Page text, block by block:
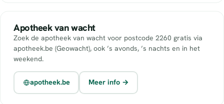
Apotheek van wacht
Zoek de apotheek van wacht voor postcode 2260 gratis via
apotheek.be (Geowacht), ook ’s avonds, ’s nachts en in het
weekend.
apotheek.be Meer info →